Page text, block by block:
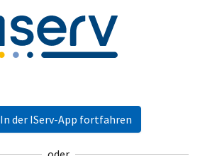
In der IServ-App fortfahren